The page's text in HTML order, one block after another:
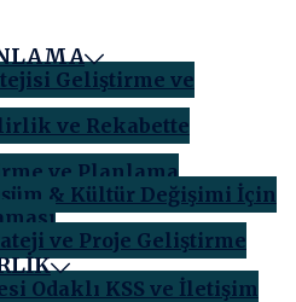
Geliştirme ve
ve Rekabette
ve Planlama
& Kültür Değişimi İçin
ve Proje Geliştirme
Odaklı KSS ve İletişim